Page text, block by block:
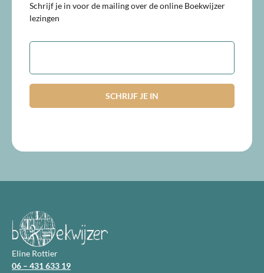
Schrijf je in voor de mailing over de online Boekwijzer
lezingen
E-
Eline Rottier
06 – 431 633 19